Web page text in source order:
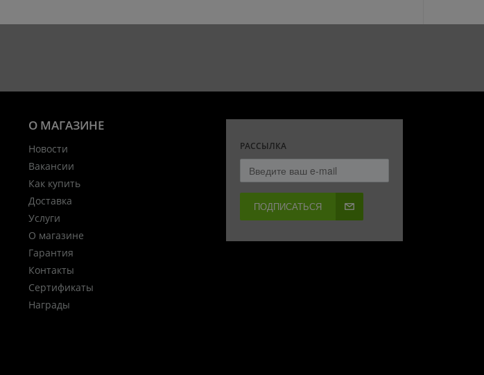
О МАГАЗИНЕ
Новости
Вакансии
Как купить
Доставка
Услуги
О магазине
Гарантия
Контакты
Сертификаты
Награды
РАССЫЛКА
ПОДПИСАТЬСЯ